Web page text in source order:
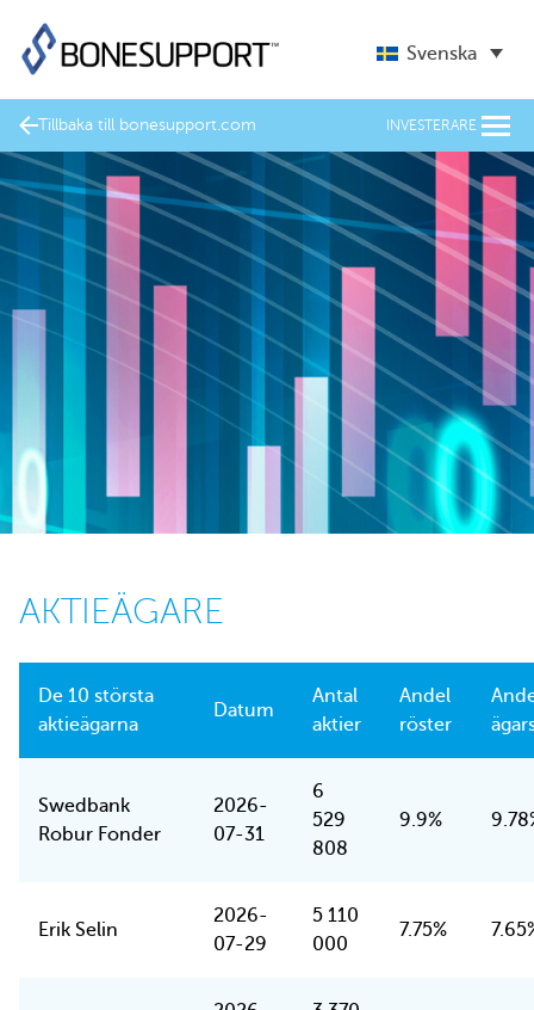
Svenska
Tillbaka till bonesupport.com INVESTERARE
AKTIEÄGARE
De 10 största
aktieägarna
Datum
Antal
aktier
Andel
röster
Swedbank
Robur Fonder
2026-
07-31
6
529
808
9.9%
Erik Selin
2026-
07-29
5 110
000
7.75%